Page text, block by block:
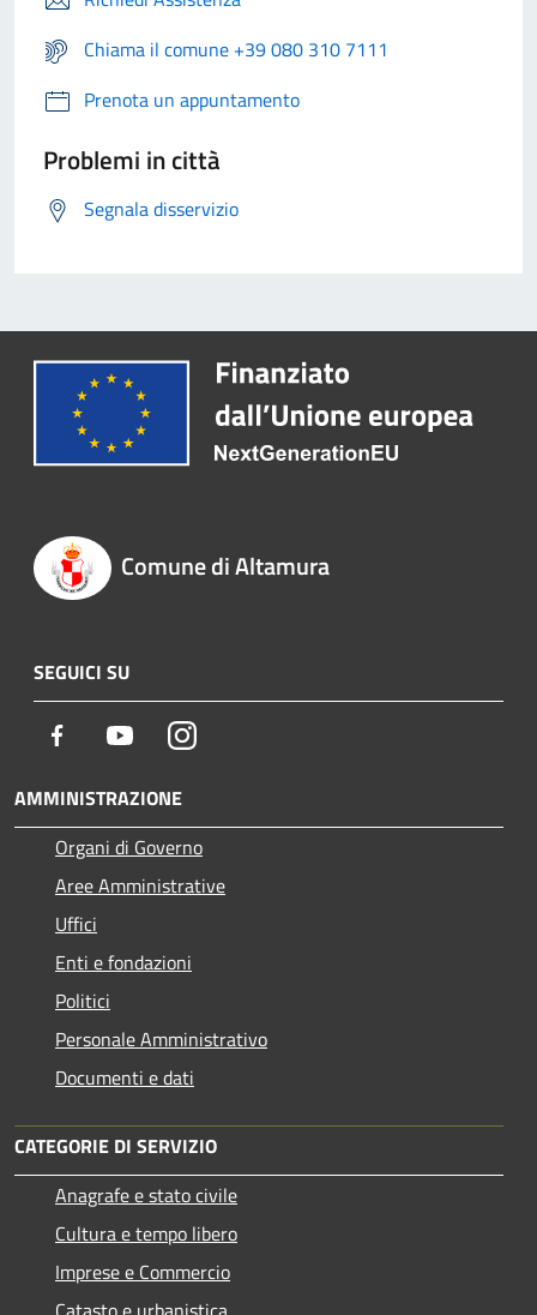
Chiama il comune +39 080 310 7111
Prenota un appuntamento
Problemi in città
Segnala disservizio
Comune di Altamura
SEGUICI SU
Facebook YoutubeInstagram
AMMINISTRAZIONE
Organi di Governo
Aree Amministrative
Uffici
Enti e fondazioni
Politici
Personale Amministrativo
Documenti e dati
CATEGORIE DI SERVIZIO
Anagrafe e stato civile
Cultura e tempo libero
Imprese e Commercio